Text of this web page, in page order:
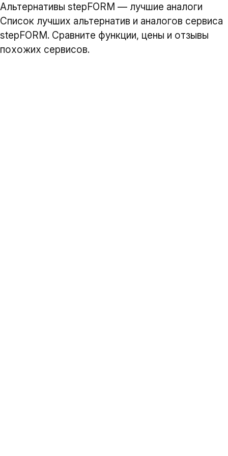
Альтернативы stepFORM — лучшие аналоги
Список лучших альтернатив и аналогов сервиса
stepFORM. Сравните функции, цены и отзывы
похожих сервисов.